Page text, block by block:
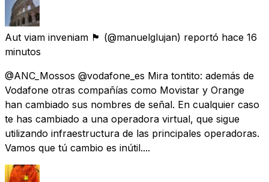
Aut viam inveniam 🏴 (@manuelglujan) reportó hace 16
minutos
@ANC_Mossos @vodafone_es Mira tontito: además de
Vodafone otras compañías como Movistar y Orange
han cambiado sus nombres de señal. En cualquier caso
te has cambiado a una operadora virtual, que sigue
utilizando infraestructura de las principales operadoras.
Vamos que tú cambio es inútil....